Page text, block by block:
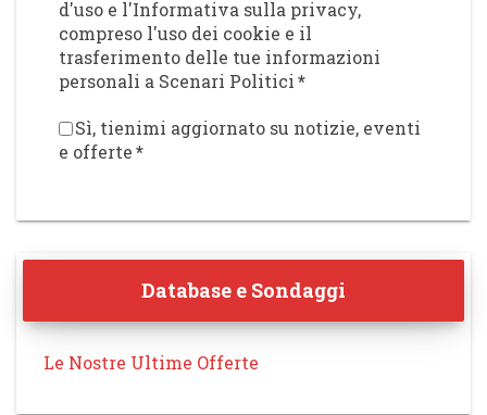
d'uso e l'Informativa sulla privacy,
compreso l'uso dei cookie e il
trasferimento delle tue informazioni
personali a Scenari Politici*
Sì, tienimi aggiornato su notizie, eventi
e offerte*
Database e Sondaggi
Le Nostre Ultime Offerte